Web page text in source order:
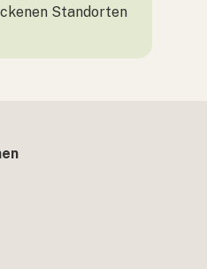
Standorten